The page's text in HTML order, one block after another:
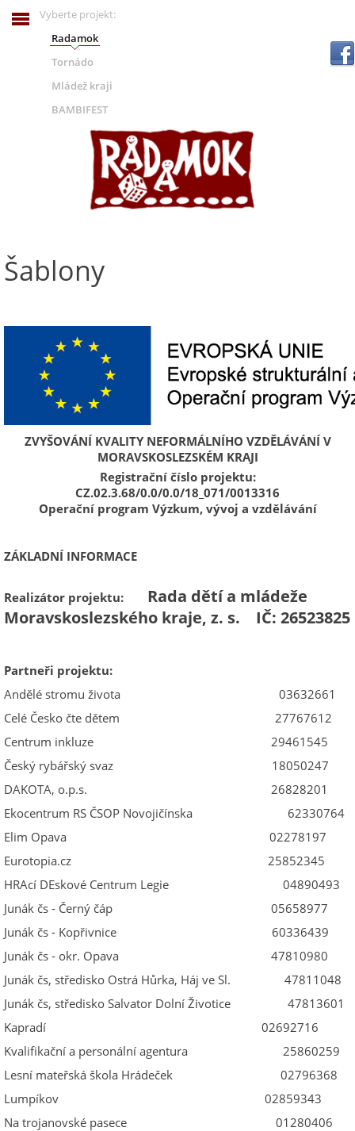
Vyberte projekt:
Radamok
Tornádo
Mládež kraji
BAMBIFEST
.
Šablony
ZVYŠOVÁNÍ KVALITY NEFORMÁLNÍHO VZDĚLÁVÁNÍ V
MORAVSKOSLEZSKÉM KRAJI
Registrační číslo projektu:
CZ.02.3.68/0.0/0.0/18_071/0013316
Operační program Výzkum, vývoj a vzdělávání
ZÁKLADNÍ INFORMACE
Realizátor projektu:
Rada dětí a mládeže
Moravskoslezského kraje, z. s. IČ: 26523825
Partneři projektu:
Andělé stromu života 03632661
Celé Česko čte dětem 27767612
Centrum inkluze 29461545
Český rybářský svaz 18050247
DAKOTA, o.p.s. 26828201
Ekocentrum RS ČSOP Novojičínska 62330764
Elim Opava 02278197
Eurotopia.cz 25852345
HRAcí DEskové Centrum Legie 04890493
Junák čs - Černý čáp 05658977
Junák čs - Kopřivnice 60336439
Junák čs - okr. Opava 47810980
Junák čs, středisko Ostrá Hůrka, Háj ve Sl. 47811048
Junák čs, středisko Salvator Dolní Životice 47813601
Kapradí 02692716
Kvalifikační a personální agentura 25860259
Lesní mateřská škola Hrádeček 02796368
Lumpíkov 02859343
Na trojanovské pasece 01280406